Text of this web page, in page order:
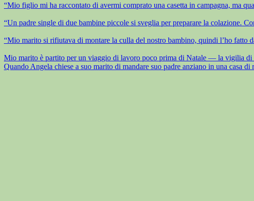
“Mio figlio mi ha raccontato di avermi comprato una casetta in campagna, ma
“Un padre single di due bambine piccole si sveglia per preparare la colazione.
“Mio marito si rifiutava di montare la culla del nostro bambino, quindi l’ho fatto
Mio marito è partito per un viaggio di lavoro poco prima di Natale — la vigilia di
Quando Angela chiese a suo marito di mandare suo padre anziano in una casa